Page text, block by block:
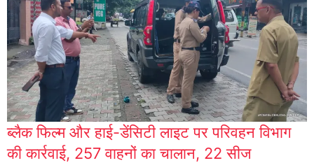
ब्लैक फिल्म और हाई-डेंसिटी लाइट पर परिवहन विभाग
की कार्रवाई, 257 वाहनों का चालान, 22 सीज